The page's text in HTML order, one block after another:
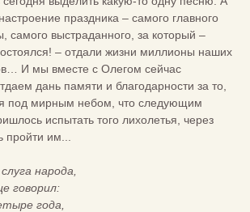
праздника – самого главного
самого выстраданного, за который –
– отдали жизни миллионы наших
И мы вместе с Олегом сейчас
дань памяти и благодарности за то,
под мирным небом, что следующим
испытать того лихолетья, через
пройти им...
народа,
говорил:
года,